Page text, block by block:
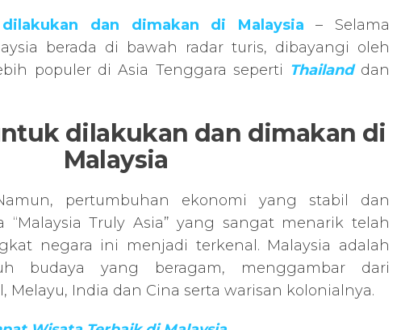
dan dimakan di Malaysia – Selama
berada di bawah radar turis, dibayangi oleh
populer di Asia Tenggara seperti Thailand dan
dilakukan dan dimakan di
Malaysia
pertumbuhan ekonomi yang stabil dan
“Malaysia Truly Asia” yang sangat menarik telah
negara ini menjadi terkenal. Malaysia adalah
budaya yang beragam, menggambar dari
Melayu, India dan Cina serta warisan kolonialnya.